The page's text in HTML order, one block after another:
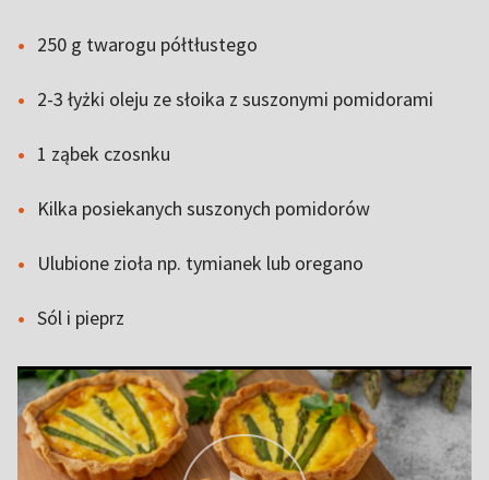
250 g twarogu półtłustego
2-3 łyżki oleju ze słoika z suszonymi pomidorami
1 ząbek czosnku
Kilka posiekanych suszonych pomidorów
Ulubione zioła np. tymianek lub oregano
Sól i pieprz